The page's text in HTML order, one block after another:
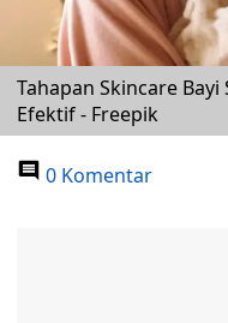
Tahapan Skincare
Efektif - Freepik
0 Komentar